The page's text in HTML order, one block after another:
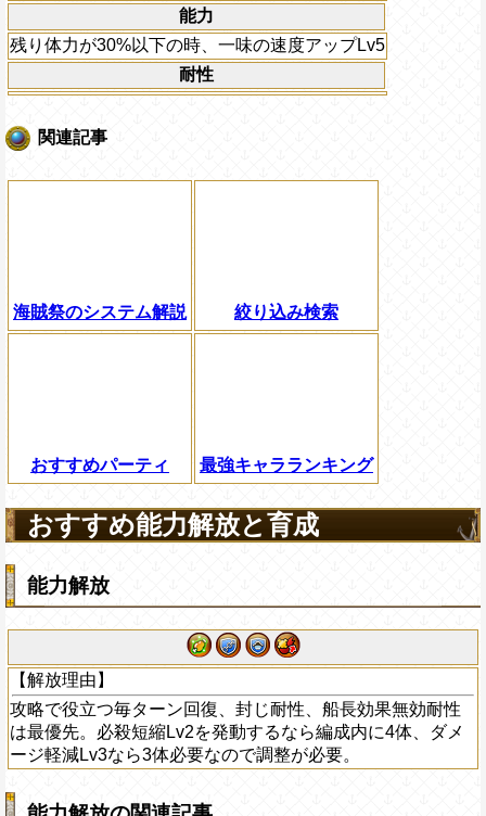
能力
残り体力が30%以下の時、一味の速度アップLv5
耐性
関連記事
海賊祭のシステム解説 絞り込み検索
おすすめパーティ 最強キャラランキング
おすすめ能力解放と育成
能力解放
【解放理由】
攻略で役立つ毎ターン回復、封じ耐性、船長効果無効耐性
は最優先。必殺短縮Lv2を発動するなら編成内に4体、ダメ
ージ軽減Lv3なら3体必要なので調整が必要。